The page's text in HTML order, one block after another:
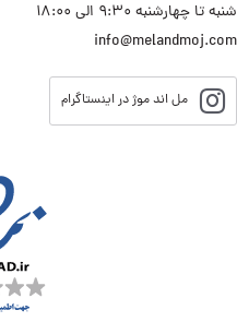
شنبه تا چهارشنبه ۹:۳۰ الی ۱۸:۰۰
info@melandmoj.com
مل اند موژ در اینستاگرام